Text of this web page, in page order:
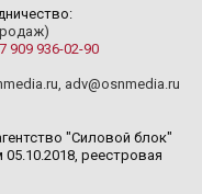
909 936-02-90
, adv@osnmedia.ru
"Силовой блок"
реестровая